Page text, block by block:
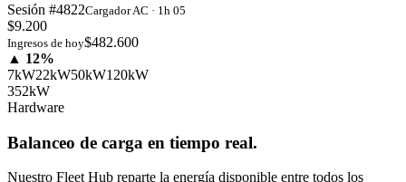
Sesión #4822Cargador AC · 1h 05
$9.200
Ingresos de hoy$482.600
▲ 12%
7kW22kW50kW120kW
352kW
Hardware
Balanceo de carga en tiempo real.
Nuestro Fleet Hub reparte la energía disponible entre todos los